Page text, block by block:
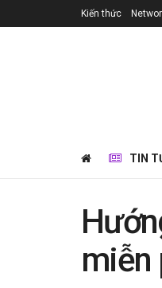
Kiến thức
TIN
miễn